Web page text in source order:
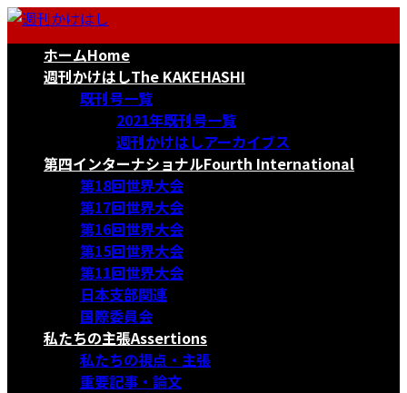
コ
ナ
ホームHome
週刊かけはしThe KAKEHASHI
既刊号一覧
2021年既刊号一覧
週刊かけはしアーカイブス
第四インターナショナルFourth International
第18回世界大会
第17回世界大会
第16回世界大会
第15回世界大会
第11回世界大会
日本支部関連
国際委員会
私たちの主張Assertions
私たちの視点・主張
重要記事・論文